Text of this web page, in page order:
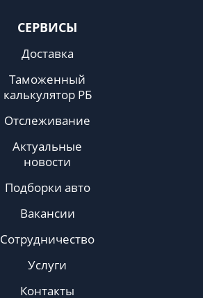
СЕРВИСЫ
Доставка
Таможенный
калькулятор РБ
Отслеживание
Актуальные
новости
Подборки авто
Вакансии
Сотрудничество
Услуги
Контакты